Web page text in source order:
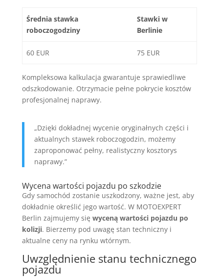
Średnia stawka
roboczogodziny
Stawki w
Berlinie
60 EUR 75 EUR
Kompleksowa kalkulacja gwarantuje sprawiedliwe
odszkodowanie. Otrzymacie pełne pokrycie kosztów
profesjonalnej naprawy.
„Dzięki dokładnej wycenie oryginałnych części i
aktualnych stawek roboczogodzin, możemy
zaproponować pełny, realistyczny kosztorys
naprawy.”
Wycena wartości pojazdu po szkodzie
Gdy samochód zostanie uszkodzony, ważne jest, aby
dokładnie określić jego wartość. W MOTOEXPERT
Berlin zajmujemy się wyceną wartości pojazdu po
kolizji. Bierzemy pod uwagę stan techniczny i
aktualne ceny na rynku wtórnym.
Uwzględnienie stanu technicznego
pojazdu